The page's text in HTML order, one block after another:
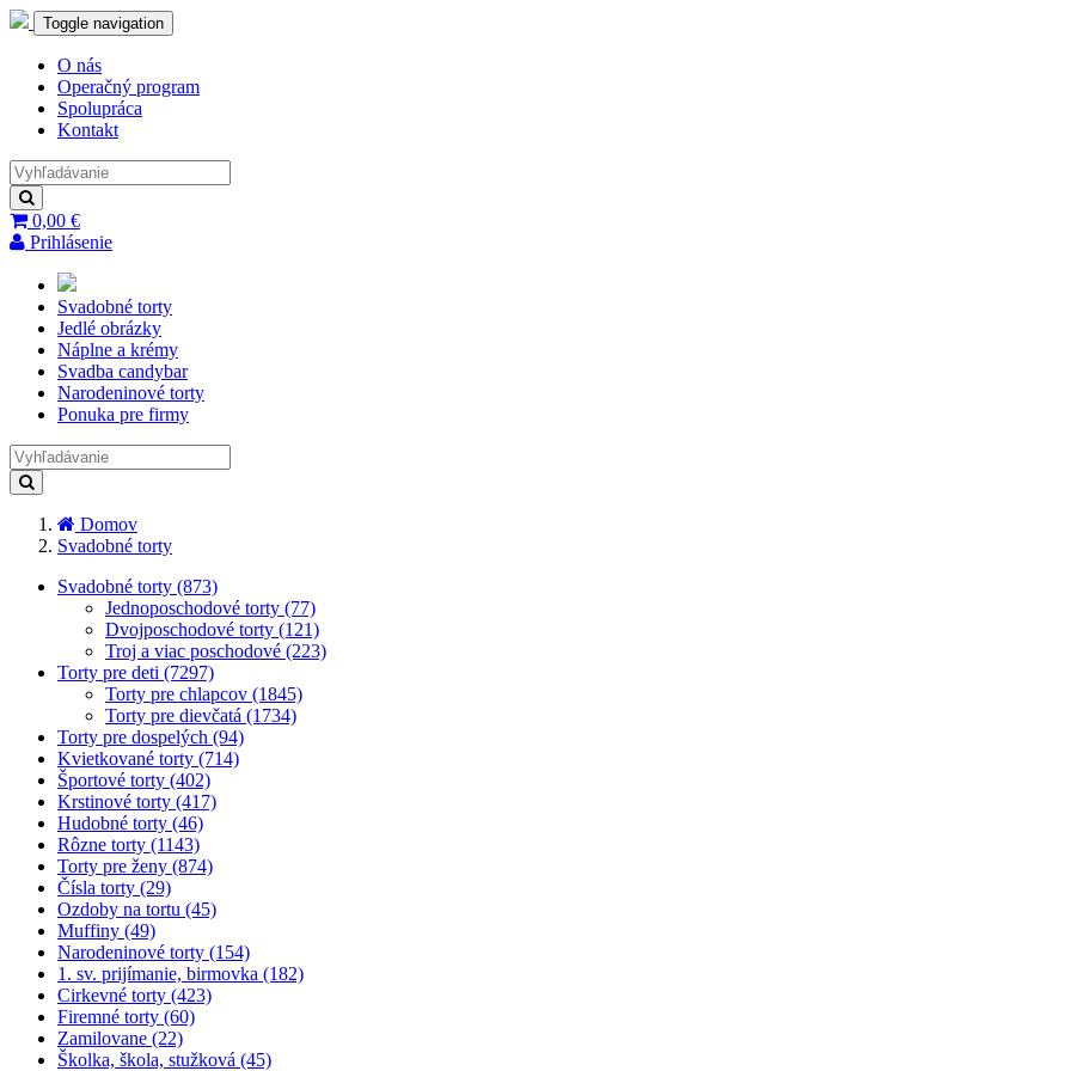
Toggle navigation
O nás
Operačný program
Spolupráca
Kontakt
0,00 €
Prihlásenie
Svadobné torty
Jedlé obrázky
Náplne a krémy
Svadba candybar
Narodeninové torty
Ponuka pre firmy
Domov
Svadobné torty
Svadobné torty (873)
Jednoposchodové torty (77)
Dvojposchodové torty (121)
Troj a viac poschodové (223)
Torty pre deti (7297)
Torty pre chlapcov (1845)
Torty pre dievčatá (1734)
Torty pre dospelých (94)
Kvietkované torty (714)
Športové torty (402)
Krstinové torty (417)
Hudobné torty (46)
Rôzne torty (1143)
Torty pre ženy (874)
Čísla torty (29)
Ozdoby na tortu (45)
Muffiny (49)
Narodeninové torty (154)
1. sv. prijímanie, birmovka (182)
Cirkevné torty (423)
Firemné torty (60)
Zamilovane (22)
Školka, škola, stužková (45)